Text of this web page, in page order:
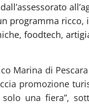
programma
foodtech,
Marina di
promozione
una fiera”,